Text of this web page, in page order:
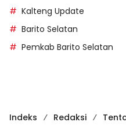
Kalteng Update
Barito Selatan
Pemkab Barito Selatan
Indeks Redaksi